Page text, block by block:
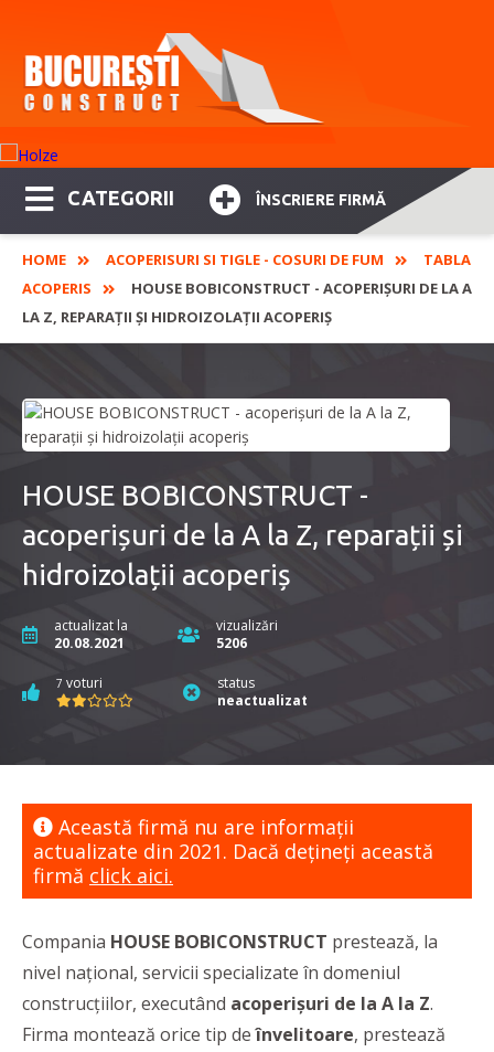
CATEGORII ÎNSCRIERE FIRMĂ
HOME ACOPERISURI SI TIGLE - COSURI DE FUM
TABLA
ACOPERIS
HOUSE BOBICONSTRUCT - ACOPERIȘURI DE LA A
LA Z, REPARAȚII ȘI HIDROIZOLAȚII ACOPERIȘ
HOUSE BOBICONSTRUCT -
acoperișuri de la A la Z, reparații și
hidroizolații acoperiș
actualizat la
20.08.2021
vizualizări
5206
7 voturi
status
neactualizat
Această firmă nu are informaţii
actualizate din 2021. Dacă dețineți această
firmă click aici.
Compania HOUSE BOBICONSTRUCT prestează, la
nivel național, servicii specializate în domeniul
construcțiilor, executând acoperișuri de la A la Z.
Firma montează orice tip deînvelitoare, prestează